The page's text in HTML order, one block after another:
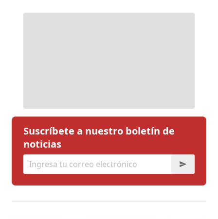
Suscríbete a nuestro boletín de
noticias